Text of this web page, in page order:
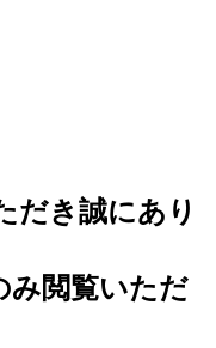
だき誠にあり
み閲覧いただ